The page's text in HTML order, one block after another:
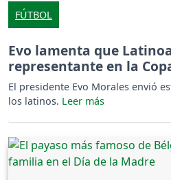
FÚTBOL
Evo lamenta que
representante en la
El presidente Evo Morales envió
los latinos.